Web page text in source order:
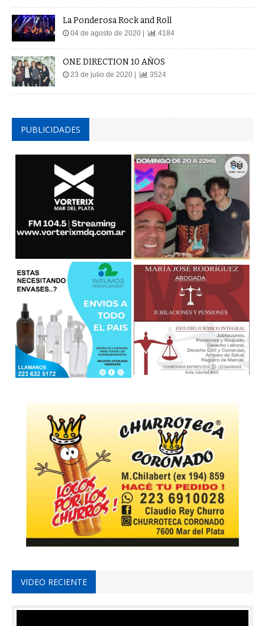
La Ponderosa Rock and Roll
04 de agosto de 2020 | 4184
ONE DIRECTION 10 AÑOS
23 de julio de 2020 | 3524
PUBLICIDADES
VIDEO RECIENTE